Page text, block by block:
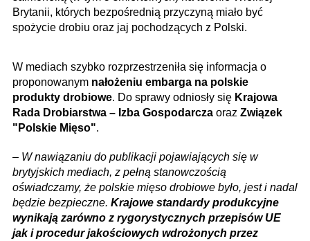
Brytanii, których bezpośrednią przyczyną miało być
spożycie drobiu oraz jaj pochodzących z Polski.
W mediach szybko rozprzestrzeniła się informacja o
proponowanym nałożeniu embarga na polskie
produkty drobiowe. Do sprawy odniosły się Krajowa
Rada Drobiarstwa – Izba Gospodarcza oraz Związek
"Polskie Mięso".
– W nawiązaniu do publikacji pojawiających się w
brytyjskich mediach, z pełną stanowczością
oświadczamy, że polskie mięso drobiowe było, jest i nadal
będzie bezpieczne. Krajowe standardy produkcyjne
wynikają zarówno z rygorystycznych przepisów UE
jak i procedur jakościowych wdrożonych przez